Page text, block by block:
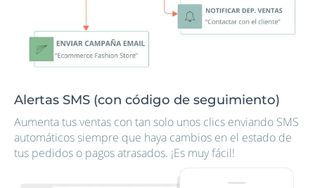
Alertas SMS (con código de seguimiento)
Aumenta tus ventas con tan solo unos clics enviando SMS
automáticos siempre que haya cambios en el estado de
tus pedidos o pagos atrasados. ¡Es muy fácil!